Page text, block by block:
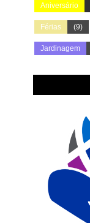
Aniversário
Férias (9)
Jardinagem